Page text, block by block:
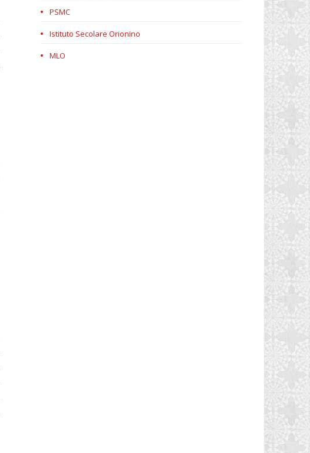
PSMC
Istituto Secolare Orionino
MLO